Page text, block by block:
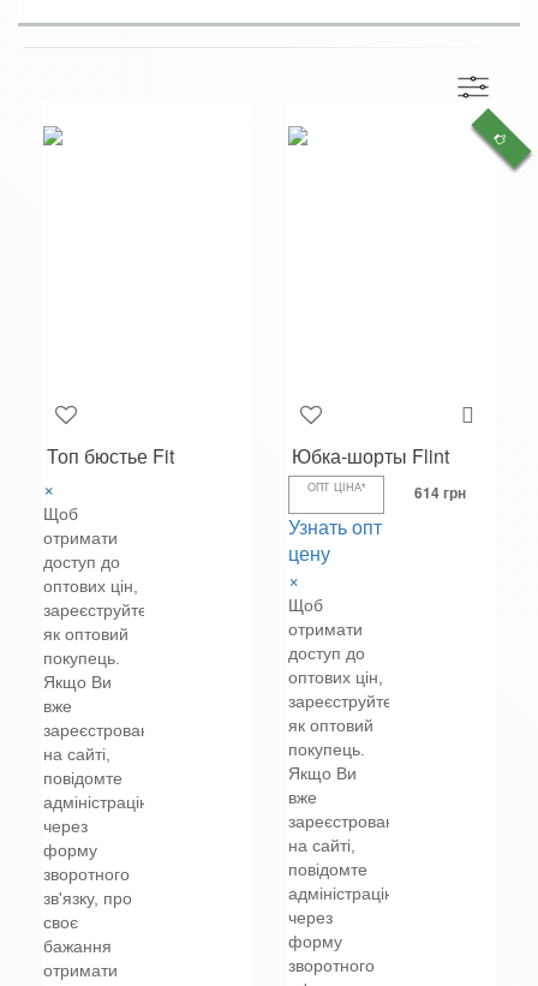
Топ бюстье Fit
×
Щоб
отримати
доступ до
оптових цін,
зареєструйтеся
як оптовий
покупець.
Якщо Ви
вже
зареєстровані
на сайті,
повідомте
адміністрацію
через
форму
зворотного
зв'язку, про
своє
бажання
отримати
Юбка-шорты Flint
ОПТ ЦІНА*
Узнать опт
цену
×
Щоб
отримати
доступ до
оптових цін,
зареєструйтеся
як оптовий
покупець.
Якщо Ви
вже
зареєстровані
на сайті,
повідомте
адміністрацію
через
форму
зворотного
614 грн